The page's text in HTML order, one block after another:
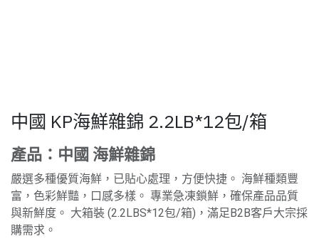
中國 KP海鮮雜錦 2.2LB*12包/箱
產品：中國 海鮮雜錦
嚴選多種優質海鮮，已貼心處理，方便快捷。 海鮮種類豐
富，色彩鮮豔，口感多樣。 專業急凍鎖鮮，確保產品品質
與新鮮度。 大箱裝 (2.2LBS*12包/箱)，滿足B2B客戶大宗採
購需求。